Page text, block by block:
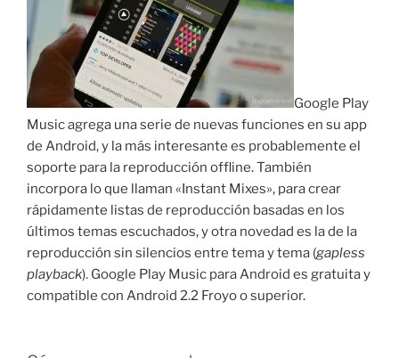
Google Play
Music agrega una serie de nuevas funciones en su app
de Android, y la más interesante es probablemente el
soporte para la reproducción offline. También
incorpora lo que llaman «Instant Mixes», para crear
rápidamente listas de reproducción basadas en los
últimos temas escuchados, y otra novedad es la de la
reproducción sin silencios entre tema y tema (gapless
playback). Google Play Music para Android es gratuita y
compatible con Android 2.2 Froyo o superior.